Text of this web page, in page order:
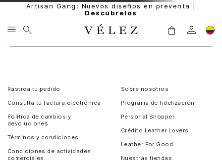
Artisan Gang: Nuevos diseños en preventa |
Descúbrelos
Rastrea tu pedido
Consulta tu factura electrónica
Política de cambios y
devoluciones
Términos y condiciones
Condiciones de actividades
comerciales
Sobre nosotros
Programa de fidelización
Personal Shopper
Crédito Leather Lovers
Leather For Good
Nuestras tiendas